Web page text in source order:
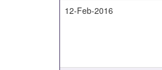
12-Feb-2016